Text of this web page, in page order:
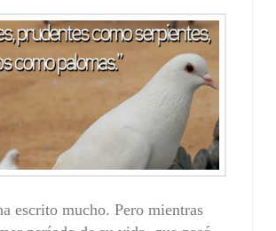
escrito mucho. Pero mientras